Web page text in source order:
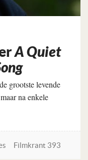
A Quiet
grootste levende
na enkele
Filmkrant 393